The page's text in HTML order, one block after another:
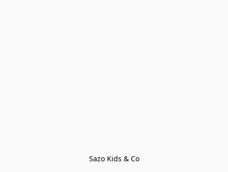
Sazo Kids & Co